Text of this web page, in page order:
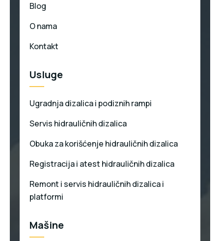
Blog
O nama
Kontakt
Usluge
Ugradnja dizalica i podiznih rampi
Servis hidrauličnih dizalica
Obuka za korišćenje hidrauličnih dizalica
Registracija i atest hidrauličnih dizalica
Remont i servis hidrauličnih dizalica i
platformi
Mašine